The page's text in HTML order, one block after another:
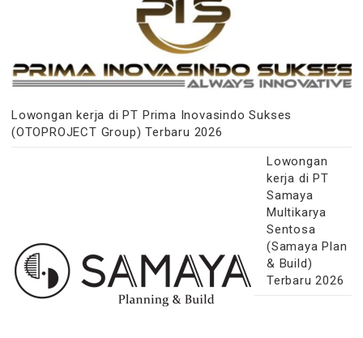
Lowongan kerja di PT Prima Inovasindo Sukses
(OTOPROJECT Group) Terbaru 2026
Lowongan
kerja di PT
Samaya
Multikarya
Sentosa
(Samaya Plan
& Build)
Terbaru 2026